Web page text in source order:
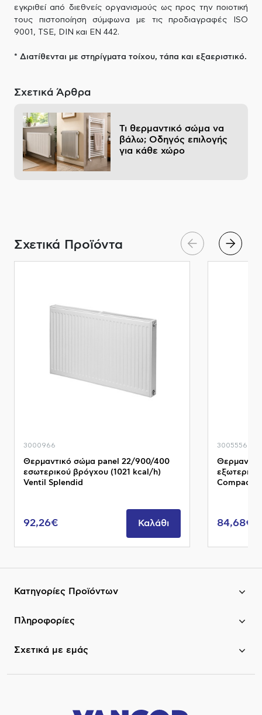
εγκριθεί από διεθνείς οργανισμούς ως προς την ποιοτική
τους πιστοποίηση σύμφωνα με τις προδιαγραφές ISO
9001, TSE, DIN και EN 442.
* Διατίθενται με στηρίγματα τοίχου, τάπα και εξαεριστικό.
Σχετικά Άρθρα
Τι θερμαντικό σώμα να
βάλω; Οδηγός επιλογής
για κάθε χώρο
Σχετικά Προϊόντα
3000966
Θερμαντικό σώμα panel 22/900/400
εσωτερικού βρόγχου (1021 kcal/h)
Ventil Splendid
92,26€ Καλάθι
3005556
Compact
84,68€
Κατηγορίες Προϊόντων
Πληροφορίες
Σχετικά με εμάς